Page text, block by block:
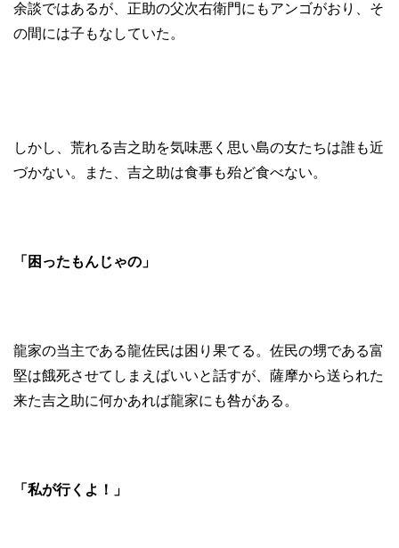
余談ではあるが、正助の父次右衛門にもアンゴがおり、そ
の間には子もなしていた。
しかし、荒れる吉之助を気味悪く思い島の女たちは誰も近
づかない。また、吉之助は食事も殆ど食べない。
「困ったもんじゃの」
龍家の当主である龍佐民は困り果てる。佐民の甥である富
堅は餓死させてしまえばいいと話すが、薩摩から送られた
来た吉之助に何かあれば龍家にも咎がある。
「私が行くよ！」